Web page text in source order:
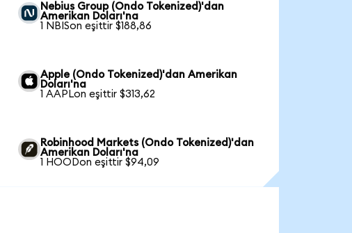
Nebius Group (Ondo Tokenized)'dan
Amerikan Doları'na
1 NBISon eşittir $188,86
Apple (Ondo Tokenized)'dan Amerikan
Doları'na
1 AAPLon eşittir $313,62
Robinhood Markets (Ondo Tokenized)'dan
Amerikan Doları'na
1 HOODon eşittir $94,09